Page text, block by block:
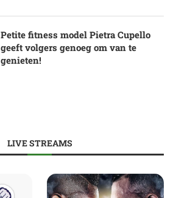
Petite fitness model Pietra Cupello
geeft volgers genoeg om van te
genieten!
LIVE STREAMS